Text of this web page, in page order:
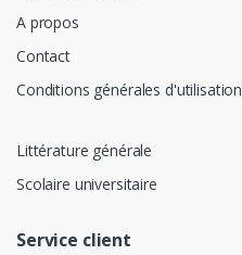
A propos
Contact
Conditions générales d'utilisation
Littérature générale
Scolaire universitaire
Service client